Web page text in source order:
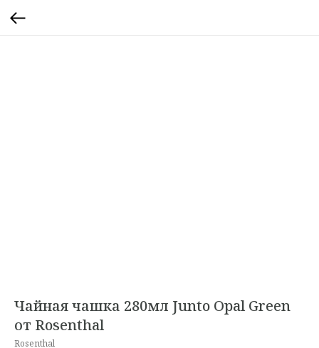
Чайная чашка 280мл Junto Opal Green
от Rosenthal
Rosenthal